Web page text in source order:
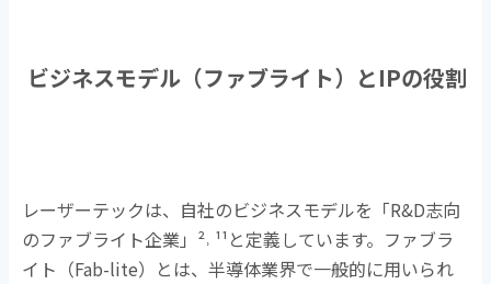
ビジネスモデル（ファブライト）とIPの役割
レーザーテックは、自社のビジネスモデルを「R&D志向
のファブライト企業」 ²˒ ¹¹ と定義しています。ファブラ
イト（Fab-lite）とは、半導体業界で一般的に用いられ